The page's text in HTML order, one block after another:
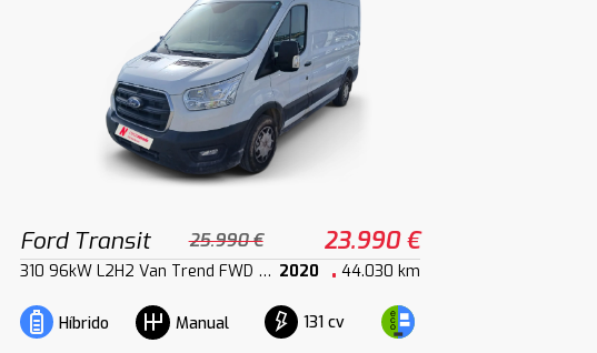
Ford Transit 25.990 € 23.990 €
310 96kW L2H2 Van Trend FWD MHEV 2020 44.030 km
Híbrido Manual 131 cv